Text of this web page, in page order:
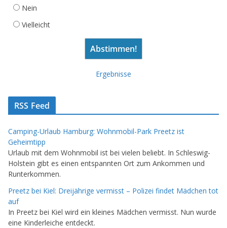
Nein
Vielleicht
Ergebnisse
RSS Feed
Camping-Urlaub Hamburg: Wohnmobil-Park Preetz ist
Geheimtipp
Urlaub mit dem Wohnmobil ist bei vielen beliebt. In Schleswig-
Holstein gibt es einen entspannten Ort zum Ankommen und
Runterkommen.
Preetz bei Kiel: Dreijährige vermisst – Polizei findet Mädchen tot
auf
In Preetz bei Kiel wird ein kleines Mädchen vermisst. Nun wurde
eine Kinderleiche entdeckt.